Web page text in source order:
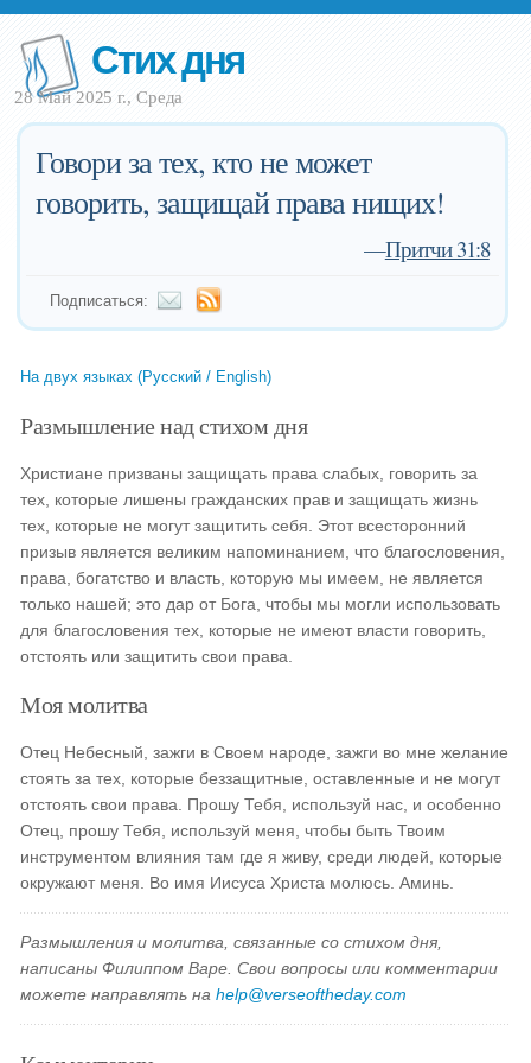
Стих дня
28 Май 2025 г., Среда
Говори за тех, кто не может
говорить, защищай права нищих!
—Притчи 31:8
Подписаться:
На двух языках (Русский / English)
Размышление над стихом дня
Христиане призваны защищать права слабых, говорить за
тех, которые лишены гражданских прав и защищать жизнь
тех, которые не могут защитить себя. Этот всесторонний
призыв является великим напоминанием, что благословения,
права, богатство и власть, которую мы имеем, не является
только нашей; это дар от Бога, чтобы мы могли использовать
для благословения тех, которые не имеют власти говорить,
отстоять или защитить свои права.
Моя молитва
Отец Небесный, зажги в Своем народе, зажги во мне желание
стоять за тех, которые беззащитные, оставленные и не могут
отстоять свои права. Прошу Тебя, используй нас, и особенно
Отец, прошу Тебя, используй меня, чтобы быть Твоим
инструментом влияния там где я живу, среди людей, которые
окружают меня. Во имя Иисуса Христа молюсь. Аминь.
Размышления и молитва, связанные со стихом дня,
написаны Филиппом Варе. Свои вопросы или комментарии
можете направлять наhelp@verseoftheday.com